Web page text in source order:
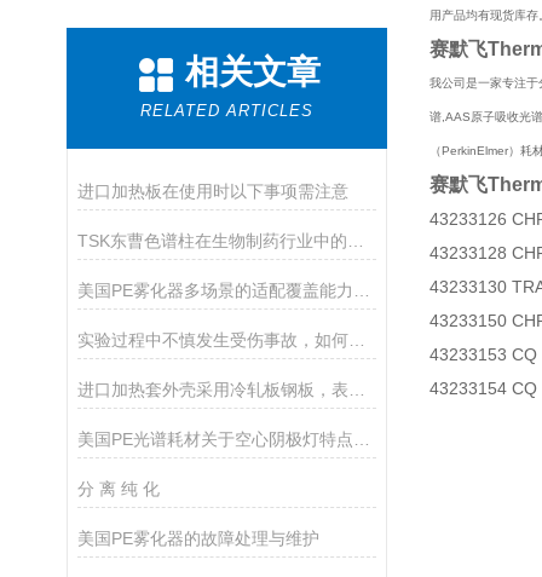
相关文章
RELATED ARTICLES
进口加热板在使用时以下事项需注意
实验过程中不慎发生受伤事故，如何急救
分 离 纯 化
美国PE雾化器的故障处理与维护
用产品均有现货库存
赛默飞
我公司是一家专注
谱,AAS原子吸收光
（PerkinElmer）
赛默飞
43233126
43233128
43233130
43233150
43233153 CQ
43233154 CQ